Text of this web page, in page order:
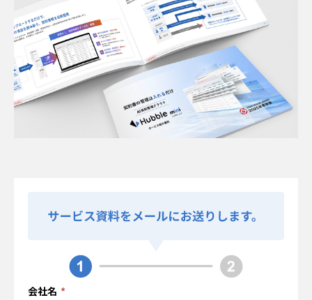
会社名 *